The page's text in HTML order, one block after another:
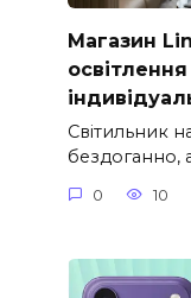
Магазин
Світильник
бездоганно,
0 10